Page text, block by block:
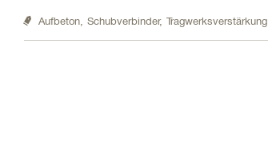
Aufbeton, Schubverbinder, Tragwerksverstärkung,